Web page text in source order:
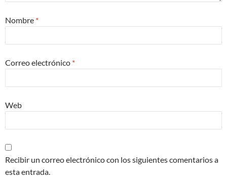
Nombre *
Correo electrónico *
Web
Recibir un correo electrónico con los siguientes comentarios a
esta entrada.